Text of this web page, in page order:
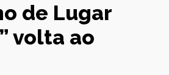
de Lugar
volta ao